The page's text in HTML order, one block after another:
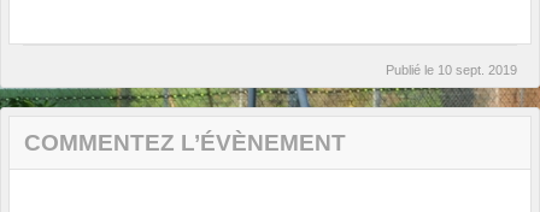
Publié le 10 sept. 2019
COMMENTEZ L’ÉVÈNEMENT